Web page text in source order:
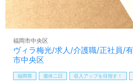
ヴィラ梅光/求人/介護職/正社員/
市中央区
福岡市中央区
福岡県 週休二日 収入アップを目指す！